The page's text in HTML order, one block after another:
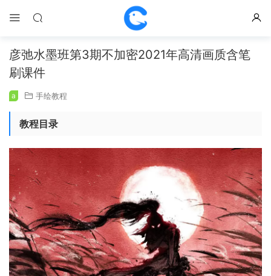
彦弛水墨班第3期不加密2021年高清画质含笔
刷课件
a 手绘教程
教程目录